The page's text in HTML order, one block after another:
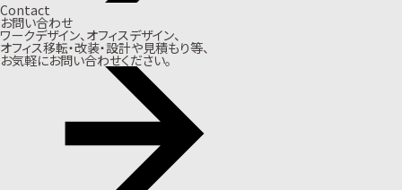
Contact
お問い合わせ
ワークデザイン、オフィスデザイン、
オフィス移転・改装・設計や見積もり等、
お気軽にお問い合わせください。